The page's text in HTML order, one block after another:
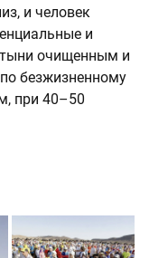
и человек
и
очищенным и
безжизненному
при 40–50